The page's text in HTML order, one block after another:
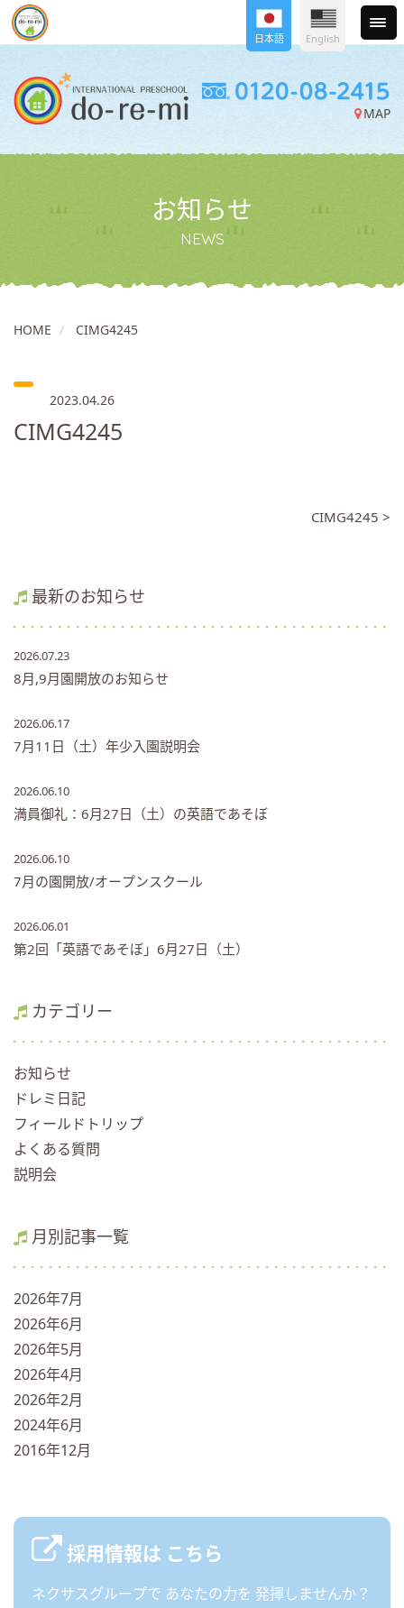
MAP
日本語 English
お知らせ
NEWS
HOME CIMG4245
2023.04.26
CIMG4245
CIMG4245 >
最新のお知らせ
2026.07.23
8月,9月園開放のお知らせ
2026.06.17
7月11日（土）年少入園説明会
2026.06.10
満員御礼：6月27日（土）の英語であそぼ
2026.06.10
7月の園開放/オープンスクール
2026.06.01
第2回「英語であそぼ」6月27日（土）
カテゴリー
お知らせ
ドレミ日記
フィールドトリップ
よくある質問
説明会
月別記事一覧
2026年7月
2026年6月
2026年5月
2026年4月
2026年2月
2024年6月
2016年12月
採用情報は こちら
ネクサスグループで あなたの力を 発揮しませんか？